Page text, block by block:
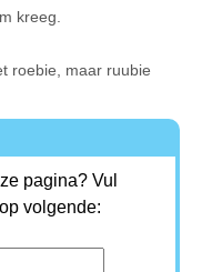
kreeg.
roebie, maar ruubie
pagina? Vul
volgende: